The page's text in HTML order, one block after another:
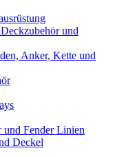
und
Anker, Kette und
und Fender Linien
Deckel